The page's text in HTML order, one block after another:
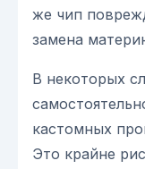
же чип
замена
В некоторых
кастомных
Это крайне